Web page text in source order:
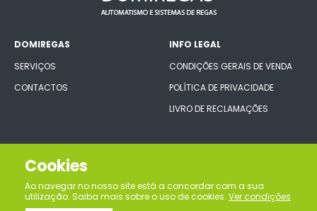
DOMIREGAS
SERVIÇOS
CONTACTOS
INFO LEGAL
CONDIÇÕES GERAIS DE VENDA
POLÍTICA DE PRIVACIDADE
LIVRO DE RECLAMAÇÕES
CONECTE-SE CONNOSCO
Cookies
Ao navegar no nosso site está a concordar com a sua
utilização. Saiba mais sobre o uso de cookies. Ver condições